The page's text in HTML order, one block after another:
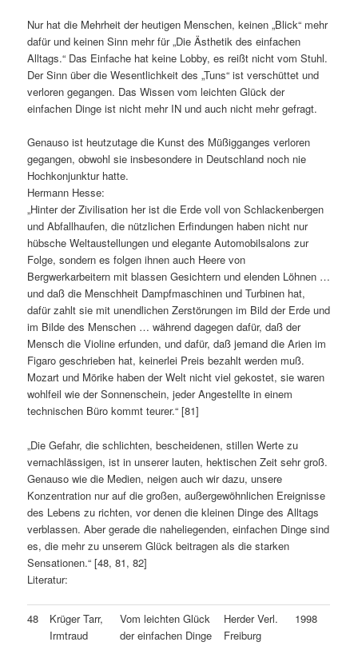
Nur hat die Mehrheit der heutigen Menschen, keinen „Blick“ mehr
dafür und keinen Sinn mehr für „Die Ästhetik des einfachen
Alltags.“ Das Einfache hat keine Lobby, es reißt nicht vom Stuhl.
Der Sinn über die Wesentlichkeit des „Tuns“ ist verschüttet und
verloren gegangen. Das Wissen vom leichten Glück der
einfachen Dinge ist nicht mehr IN und auch nicht mehr gefragt.
Genauso ist heutzutage die Kunst des Müßigganges verloren
gegangen, obwohl sie insbesondere in Deutschland noch nie
Hochkonjunktur hatte.
Hermann Hesse:
„Hinter der Zivilisation her ist die Erde voll von Schlackenbergen
und Abfallhaufen, die nützlichen Erfindungen haben nicht nur
hübsche Weltaustellungen und elegante Automobilsalons zur
Folge, sondern es folgen ihnen auch Heere von
Bergwerkarbeitern mit blassen Gesichtern und elenden Löhnen …
und daß die Menschheit Dampfmaschinen und Turbinen hat,
dafür zahlt sie mit unendlichen Zerstörungen im Bild der Erde und
im Bilde des Menschen … während dagegen dafür, daß der
Mensch die Violine erfunden, und dafür, daß jemand die Arien im
Figaro geschrieben hat, keinerlei Preis bezahlt werden muß.
Mozart und Mörike haben der Welt nicht viel gekostet, sie waren
wohlfeil wie der Sonnenschein, jeder Angestellte in einem
technischen Büro kommt teurer.“ [81]
„Die Gefahr, die schlichten, bescheidenen, stillen Werte zu
vernachlässigen, ist in unserer lauten, hektischen Zeit sehr groß.
Genauso wie die Medien, neigen auch wir dazu, unsere
Konzentration nur auf die großen, außergewöhnlichen Ereignisse
des Lebens zu richten, vor denen die kleinen Dinge des Alltags
verblassen. Aber gerade die naheliegenden, einfachen Dinge sind
es, die mehr zu unserem Glück beitragen als die starken
Sensationen.“ [48, 81, 82]
Literatur:
48
Krüger Tarr,
Irmtraud
Vom leichten Glück
der einfachen Dinge
Herder Verl.
Freiburg
1998